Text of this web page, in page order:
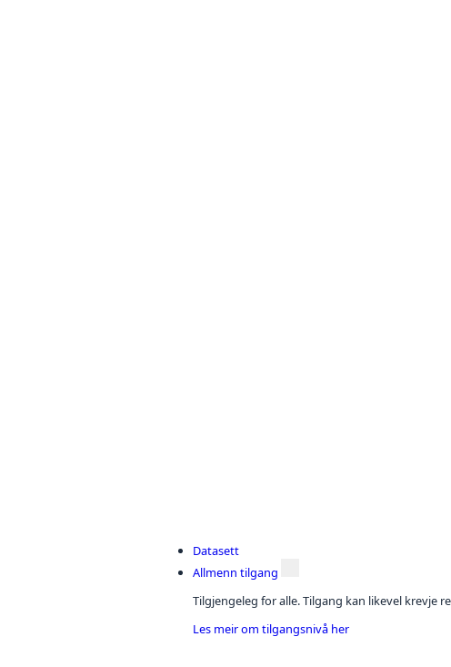
Datasett
Allmenn tilgang
Tilgjengeleg for alle. Tilgang kan likevel krevje
Les meir om tilgangsnivå her